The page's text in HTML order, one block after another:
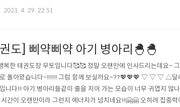
^^ △태극 노란띠 수련생들의 실전기 품새입니다*_*△ 모두 8살
2021. 4. 29. 22:51
도] 삐약삐약 아기 병아리🐣🐣
한 태권도장 무토입니다🥰🥰 정말 오랜만에 인사드리는데요~
돌아왔습니다~!!!!! 그럼 함께 보실까요~??💖💖💖 ▽ ▽ ▽ △달
니다!! 아기 병아리들같이 줄을 지어 가는 모습이 너무 귀엽지
간이 오랜만이라 그런지 에너지가 넘치네요!!🤗🤗 오히려 집중